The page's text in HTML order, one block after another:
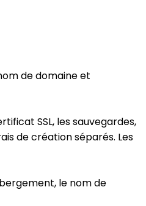
de domaine et
SSL, les sauvegardes,
de création séparés. Les
le nom de